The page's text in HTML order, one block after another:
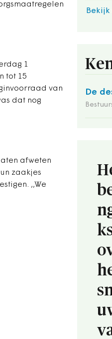
De
1
tot 15
van
dat nog
afweten
zaakjes
,,We